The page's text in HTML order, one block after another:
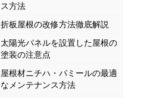
ス方法
折板屋根の改修方法徹底解説
太陽光パネルを設置した屋根の
塗装の注意点
屋根材ニチハ・パミールの最適
なメンテナンス方法